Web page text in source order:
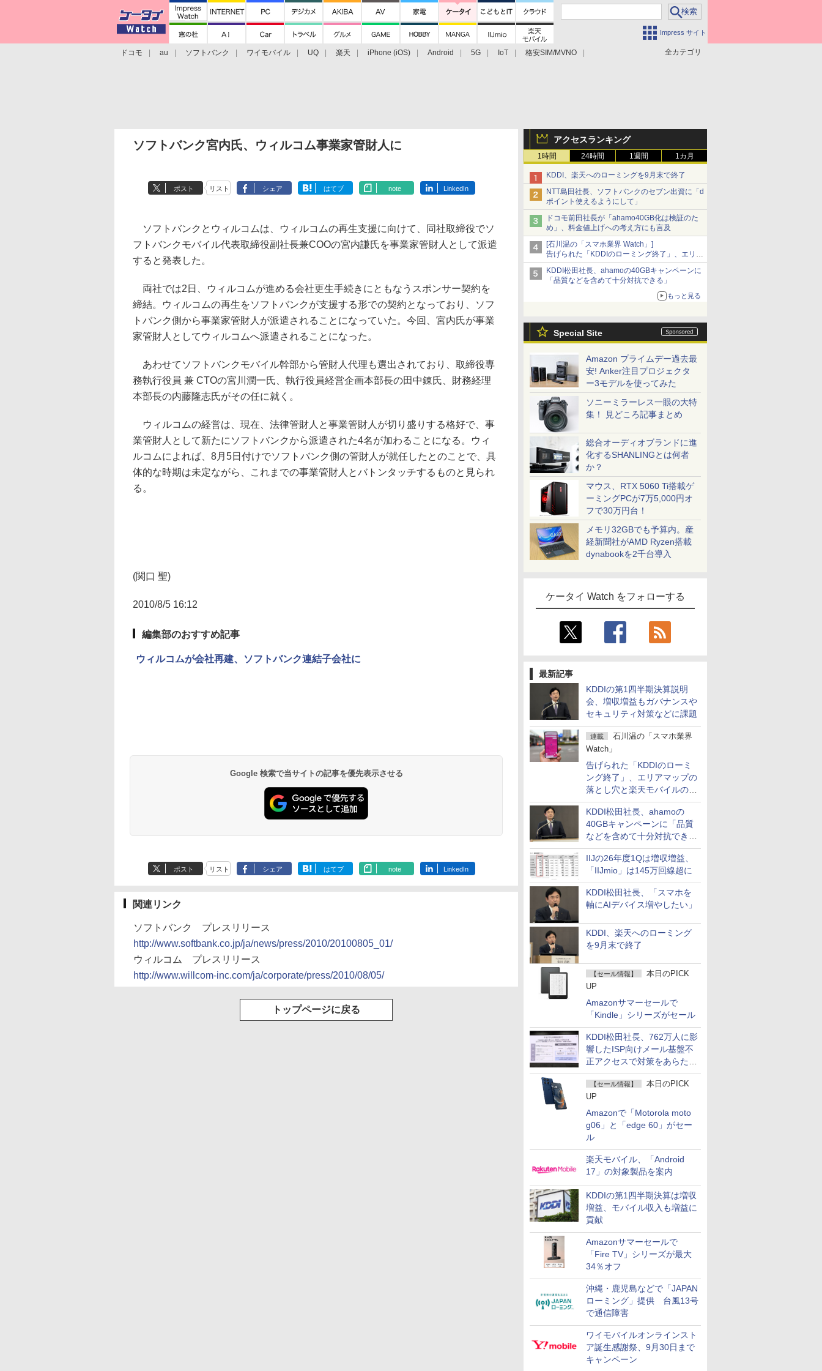
Impress サイト
全カテゴリ
ドコモ au ソフトバンク ワイモバイル UQ 楽天 iPhone (iOS) Android 5G IoT
格安SIM/MVNO
アクセスランキング
1時間 24時間 1週間 1カ月
KDDI、楽天へのローミングを9月末で終了
NTT島田社長、ソフトバンクのセブン出資に「d
ポイント使えるようにして」
ドコモ前田社長が「ahamo40GB化は検証のた
め」、料金値上げへの考え方にも言及
[石川温の「スマホ業界 Watch」]
告げられた「KDDIのローミング終了」、エリア
マップの落とし穴と楽天モバイルの課題
KDDI松田社長、ahamoの40GBキャンペーンに
「品質などを含めて十分対抗できる」
もっと見る
Special Site
Amazon プライムデー過去最
安! Anker注目プロジェクタ
ー3モデルを使ってみた
ソニーミラーレス一眼の大特
集！ 見どころ記事まとめ
総合オーディオブランドに進
化するSHANLINGとは何者
か？
マウス、RTX 5060 Ti搭載ゲ
ーミングPCが7万5,000円オ
フで30万円台！
メモリ32GBでも予算内。産
経新聞社がAMD Ryzen搭載
dynabookを2千台導入
ケータイ Watch をフォローする
最新記事
KDDIの第1四半期決算説明
会、増収増益もガバナンスや
セキュリティ対策などに課題
連載
石川温の「スマホ業界
Watch」
告げられた「KDDIのローミ
ング終了」、エリアマップの
落とし穴と楽天モバイルの課
題
KDDI松田社長、ahamoの
40GBキャンペーンに「品質
などを含めて十分対抗でき
る」
IIJの26年度1Qは増収増益、
「IIJmio」は145万回線超に
KDDI松田社長、「スマホを
軸にAIデバイス増やしたい」
KDDI、楽天へのローミング
を9月末で終了
【セール情報】
本日のPICK
UP
Amazonサマーセールで
「Kindle」シリーズがセール
KDDI松田社長、762万人に影
響したISP向けメール基盤不
正アクセスで対策をあらため
て説明
【セール情報】
本日のPICK
UP
Amazonで「Motorola moto
g06」と「edge 60」がセー
ル
楽天モバイル、「Android
17」の対象製品を案内
KDDIの第1四半期決算は増収
増益、モバイル収入も増益に
貢献
Amazonサマーセールで
「Fire TV」シリーズが最大
34％オフ
沖縄・鹿児島などで「JAPAN
ローミング」提供 台風13号
で通信障害
ワイモバイルオンラインスト
ア誕生感謝祭、9月30日まで
キャンペーン
ソフトバンク宮内氏、ウィルコム事業家管財人に
ポスト リスト シェア はてブ note LinkedIn
ソフトバンクとウィルコムは、ウィルコムの再生支援に向けて、同社取締役でソ
フトバンクモバイル代表取締役副社長兼COOの宮内謙氏を事業家管財人として派遣
すると発表した。
両社では2日、ウィルコムが進める会社更生手続きにともなうスポンサー契約を
締結。ウィルコムの再生をソフトバンクが支援する形での契約となっており、ソフ
トバンク側から事業家管財人が派遣されることになっていた。今回、宮内氏が事業
家管財人としてウィルコムへ派遣されることになった。
あわせてソフトバンクモバイル幹部から管財人代理も選出されており、取締役専
務執行役員 兼 CTOの宮川潤一氏、執行役員経営企画本部長の田中錬氏、財務経理
本部長の内藤隆志氏がその任に就く。
ウィルコムの経営は、現在、法律管財人と事業管財人が切り盛りする格好で、事
業管財人として新たにソフトバンクから派遣された4名が加わることになる。ウィ
ルコムによれば、8月5日付けでソフトバンク側の管財人が就任したとのことで、具
体的な時期は未定ながら、これまでの事業管財人とバトンタッチするものと見られ
る。
(関口 聖)
2010/8/5 16:12
編集部のおすすめ記事
ウィルコムが会社再建、ソフトバンク連結子会社に
Google 検索で当サイトの記事を優先表示させる
ポスト リスト シェア はてブ note LinkedIn
関連リンク
ソフトバンク プレスリリース
http://www.softbank.co.jp/ja/news/press/2010/20100805_01/
ウィルコム プレスリリース
http://www.willcom-inc.com/ja/corporate/press/2010/08/05/
トップページに戻る